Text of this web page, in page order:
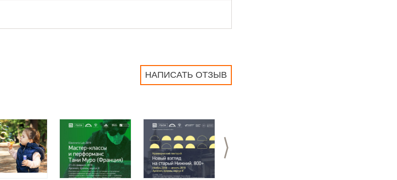
НАПИСАТЬ ОТЗЫВ
>